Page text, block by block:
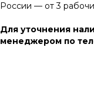
России — от 3
Для уточнения
менеджером по